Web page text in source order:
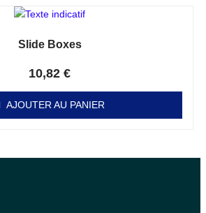
Slide Boxes
10,82 €
AJOUTER AU PANIER